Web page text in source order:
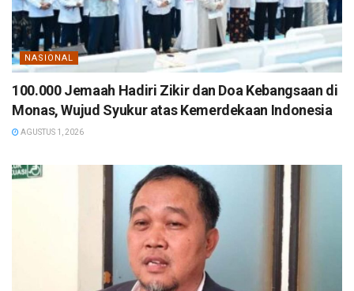
NASIONAL
100.000 Jemaah Hadiri Zikir dan Doa Kebangsaan di
Monas, Wujud Syukur atas Kemerdekaan Indonesia
AGUSTUS 1, 2026